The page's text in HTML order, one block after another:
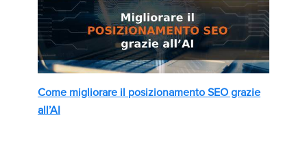
Come migliorare il posizionamento SEO grazie
all’AI